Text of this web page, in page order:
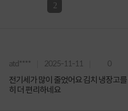
2
atd**** 2025-11-11 0
전기세가 많이 줄었어요 김치 냉장고
히 더 편리하네요